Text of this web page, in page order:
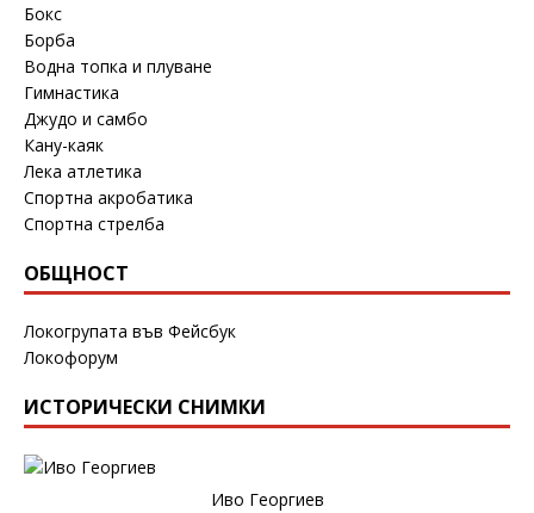
Бокс
Борба
Водна топка и плуване
Гимнастика
Джудо и самбо
Кану-каяк
Лека атлетика
Спортна акробатика
Спортна стрелба
ОБЩНОСТ
Локогрупата във Фейсбук
Локофорум
ИСТОРИЧЕСКИ СНИМКИ
Иво Георгиев